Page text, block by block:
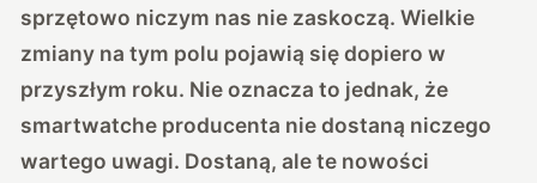
sprzętowo niczym nas nie zaskoczą. Wielkie
zmiany na tym polu pojawią się dopiero w
przyszłym roku. Nie oznacza to jednak, że
smartwatche producenta nie dostaną niczego
wartego uwagi. Dostaną, ale te nowości